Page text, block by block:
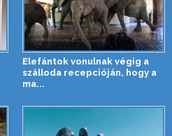
Elefántok vonulnak végig a
szálloda recepcióján, hogy a
ma...